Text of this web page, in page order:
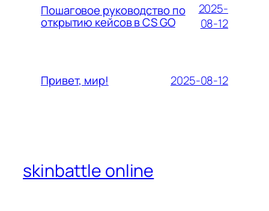
Пошаговое руководство по
открытию кейсов в CS GO
2025-
08-12
Привет, мир! 2025-08-12
skinbattle online